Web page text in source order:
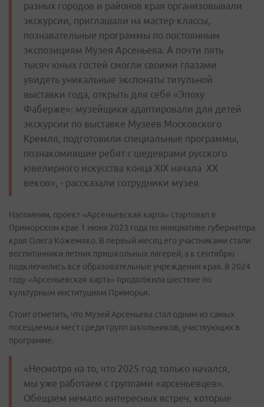
разных городов и районов края организовывали
экскурсии, приглашали на мастер-классы,
познавательные программы по постоянным
экспозициям Музея Арсеньева. А почти пять
тысяч юных гостей смогли своими глазами
увидеть уникальные экспонаты титульной
выставки года, открыть для себя «Эпоху
Фаберже»: музейщики адаптировали для детей
экскурсии по выставке Музеев Московского
Кремля, подготовили специальные программы,
познакомившие ребят с шедеврами русского
ювелирного искусства конца XIX начала XX
веков», - рассказали сотрудники музея.
Напомним, проект «Арсеньевская карта» стартовал в
Приморском крае 1 июня 2023 года по инициативе губернатора
края Олега Кожемяко. В первый месяц его участниками стали
воспитанники летних пришкольных лагерей, а к сентябрю
подключились все образовательные учреждения края. В 2024
году «Арсеньевская карта» продолжила шествие по
культурным институциям Приморья.
Стоит отметить, что Музей Арсеньева стал одним из самых
посещаемых мест среди групп школьников, участвующих в
программе.
«Несмотря на то, что 2025 год только начался,
мы уже работаем с группами «арсеньевцев».
Обещаем немало интересных встреч, которые